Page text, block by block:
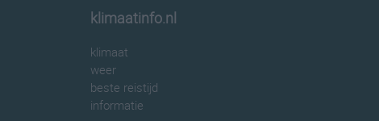
klimaatinfo.nl
klimaat
weer
beste reistijd
informatie